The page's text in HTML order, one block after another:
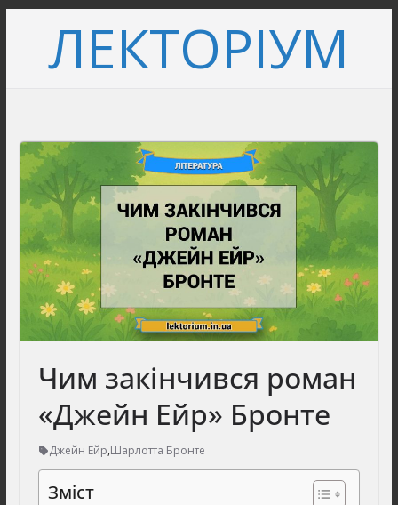
вмістуЛЕКТОРІУМ
Чим закінчився роман
«Джейн Ейр» Бронте
Джейн Ейр,Шарлотта Бронте
Зміст